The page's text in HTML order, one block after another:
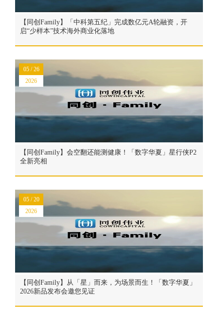
【同创Family】「中科第五纪」完成数亿元A轮融资，开
启“少样本”技术海外商业化落地
【同创Family】会空翻还能测健康！「数字华夏」星行侠P2
全新亮相
05 / 26
2026
【同创Family】从「星」而来，为场景而生！「数字华夏」
2026新品发布会邀您见证
05 / 20
2026